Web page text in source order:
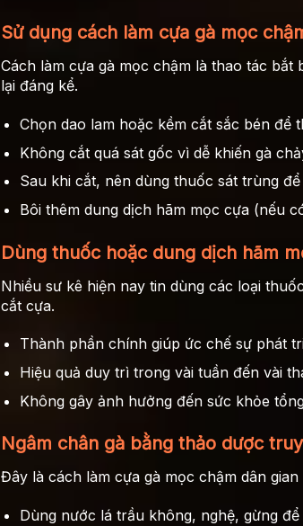
Sử dụng cách làm cựa gà mọc
Cách làm cựa gà mọc chậm là thao tác
lại đáng kể.
Chọn dao lam hoặc kềm cắt sắc bén để
Không cắt quá sát gốc vì dễ khiến gà
Sau khi cắt, nên dùng thuốc sát trùng
Bôi thêm dung dịch hãm mọc cựa (nếu
Dùng thuốc hoặc dung dịch hãm
Nhiều sư kê hiện nay tin dùng các loại
cắt cựa.
Thành phần chính giúp ức chế sự phát
Hiệu quả duy trì trong vài tuần đến vài
Không gây ảnh hưởng đến sức khỏe
Ngâm chân gà bằng thảo dược
Đây là cách làm cựa gà mọc chậm dân
Dùng nước lá trầu không, nghệ, gừng để